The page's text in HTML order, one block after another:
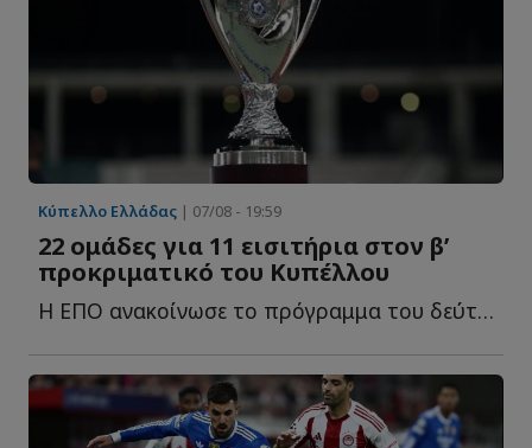
Κύπελλο Ελλάδας | 07/08 - 19:59
22 ομάδες για 11 εισιτήρια στον β’
προκριματικό του Κυπέλλου
Η ΕΠΟ ανακοίνωσε το πρόγραμμα του δεύτερου προκριματικού γ...